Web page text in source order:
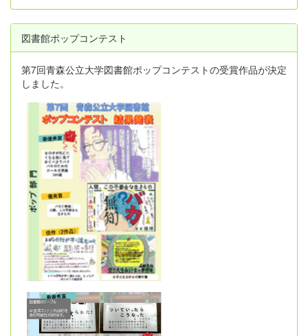
図書館ポップコンテスト
第7回青森公立大学図書館ポップコンテストの受賞作品が決定
しました。